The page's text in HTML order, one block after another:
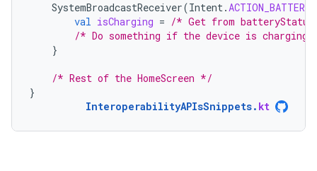
SystemBroadcastReceiver(Intent.
val isCharging = /* Get from
/* Do something if the device is charging
}
/* Rest of the HomeScreen */
}
InteroperabilityAPIsSnippets. kt